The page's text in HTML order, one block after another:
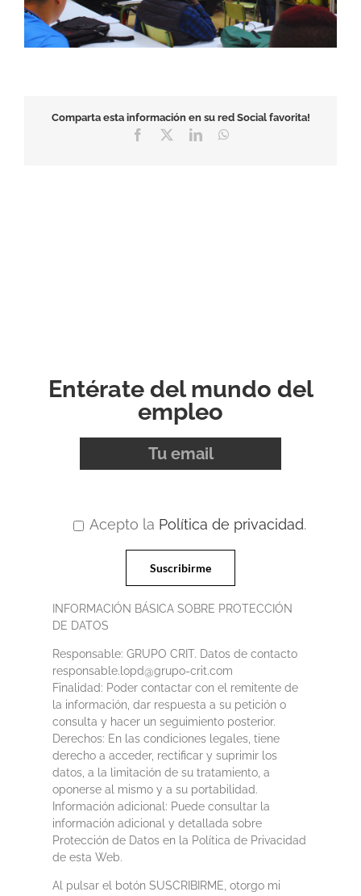
Comparta esta información en su red Social favorita!
Facebook LinkedIn
Entérate del mundo del
empleo
Acepto la Política de privacidad.
INFORMACIÓN BÁSICA SOBRE PROTECCIÓN
DE DATOS
Responsable: GRUPO CRIT. Datos de contacto
responsable.lopd@grupo-crit.com
Finalidad: Poder contactar con el remitente de
la información, dar respuesta a su petición o
consulta y hacer un seguimiento posterior.
Derechos: En las condiciones legales, tiene
derecho a acceder, rectificar y suprimir los
datos, a la limitación de su tratamiento, a
oponerse al mismo y a su portabilidad.
Información adicional: Puede consultar la
información adicional y detallada sobre
Protección de Datos en la Política de Privacidad
de esta Web.
Al pulsar el botón SUSCRIBIRME, otorgo mi